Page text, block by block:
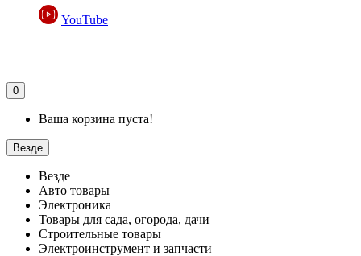
YouTube
0
Ваша корзина пуста!
Везде
Везде
Авто товары
Электроника
Товары для сада, огорода, дачи
Строительные товары
Электроинструмент и запчасти